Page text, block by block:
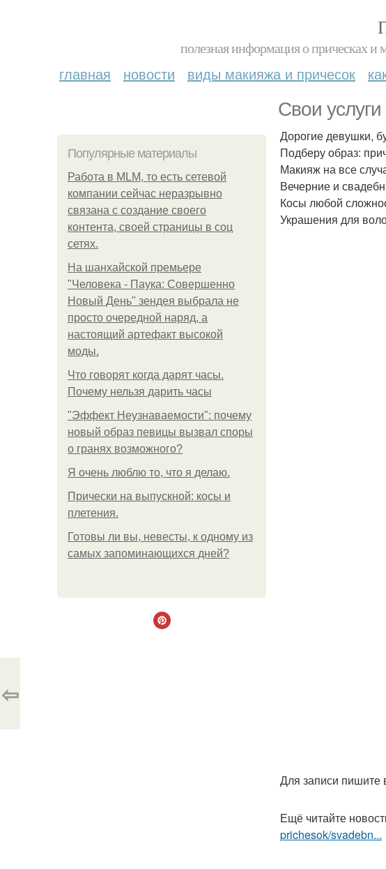
полезная информация о прическах и
главная новости виды макияжа и причесок
Свои
Популярные материалы
Работа в MLM, то есть сетевой
компании сейчас неразрывно
связана с создание своего
контента, своей страницы в соц
сетях.
На шанхайской премьере
"Человека - Паука: Совершенно
Новый День" зендея выбрала не
просто очередной наряд, а
настоящий артефакт высокой
моды.
Что говорят когда дарят часы.
Почему нельзя дарить часы
"Эффект Неузнаваемости": почему
новый образ певицы вызвал споры
о гранях возможного?
Я очень люблю то, что я делаю.
Прически на выпускной: косы и
плетения.
Готовы ли вы, невесты, к одному из
самых запоминающихся дней?
Дорогие девушки,
Подберу образ:
Макияж на все
Вечерние и
Косы любой
Украшения для
Для записи пишите
Ещё читайте
prichesok/svadebn...
⇦